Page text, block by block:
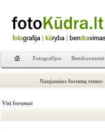
Fotografijos Bendruomenė
Naujausios forumų temos
Visi forumai